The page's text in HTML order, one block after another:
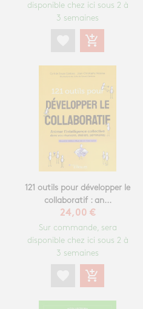
disponible chez ici sous 2 à
3 semaines
add_shopping_cart
121 outils pour développer le
collaboratif : an...
24,00 €
Sur commande, sera
disponible chez ici sous 2 à
3 semaines
add_shopping_cart